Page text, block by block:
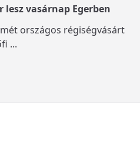
vasárnap Egerben
országos régiségvásárt
...